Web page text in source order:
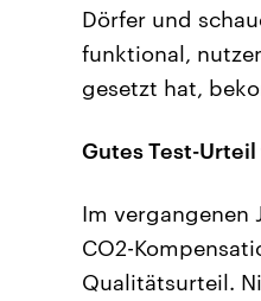
Dörfer und
funktional,
gesetzt hat,
Gutes Test-
Im vergangenen
CO2-
Qualitätsurteil.